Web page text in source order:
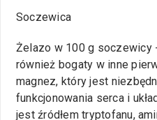
Soczewica
Żelazo w 100 g soczewicy
również bogaty w inne
magnez, który jest
funkcjonowania serca i
jest źródłem tryptofanu,